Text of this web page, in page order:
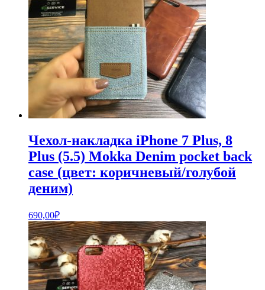
Чехол-накладка iPhone 7 Plus, 8
Plus (5.5) Mokka Denim pocket back
case (цвет: коричневый/голубой
деним)
690,00₽